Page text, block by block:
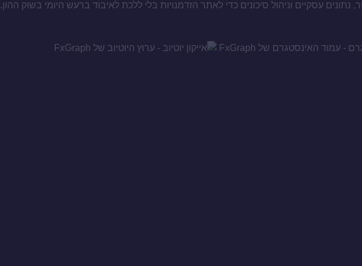
עסקיים וניהול סיכונים כדי לאתר הזדמנויות בלי ללכת לאיבוד ברעש היומי בשוק ההון.